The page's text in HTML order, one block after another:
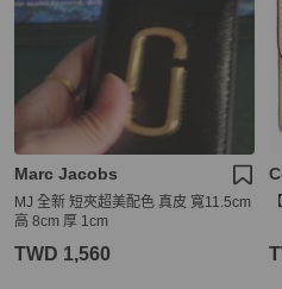
Marc Jacobs
MJ 全新 短夾超美配色 真皮 寬11.5cm
高 8cm 厚 1cm
TWD 1,560